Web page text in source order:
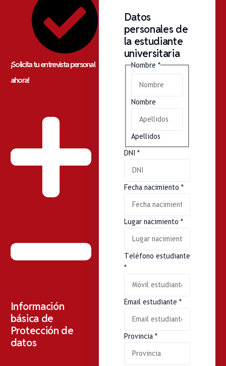
¡Solicita tu entrevista personal
ahora!
Información
básica de
Protección de
datos
Datos
personales de
la estudiante
universitaria
Nombre *
Nombre
Apellidos
DNI *
Fecha nacimiento *
Lugar nacimiento *
Teléfono estudiante
*
Email estudiante *
Provincia *